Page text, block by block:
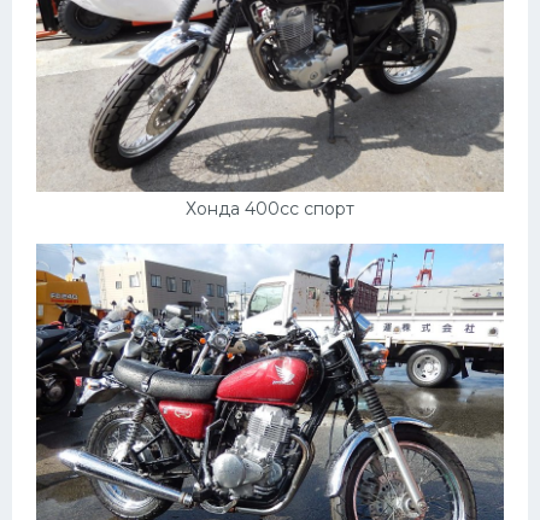
Хонда 400сс спорт